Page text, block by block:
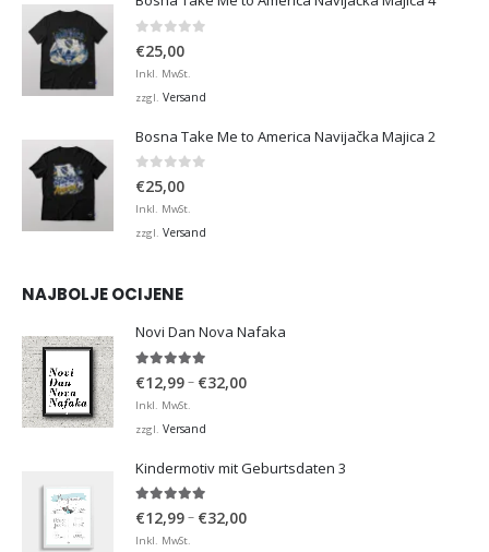
€25,00
Inkl. MwSt.
zzgl. Versand
Bosna Take Me to America Navijačka Majica 2
0 von 5
€25,00
Inkl. MwSt.
zzgl. Versand
NAJBOLJE OCIJENE
Novi Dan Nova Nafaka
€12,99– €32,00Preisspanne:
Inkl. MwSt.
zzgl. Versand
Kindermotiv mit Geburtsdaten 3
5.00von 5
€12,99– €32,00Preisspanne:
Inkl. MwSt.